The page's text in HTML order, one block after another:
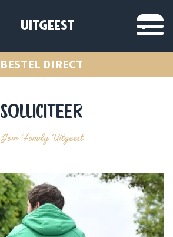
UITGEEST
BESTEL DIRECT
Solliciteer
Join Family Uitgeest